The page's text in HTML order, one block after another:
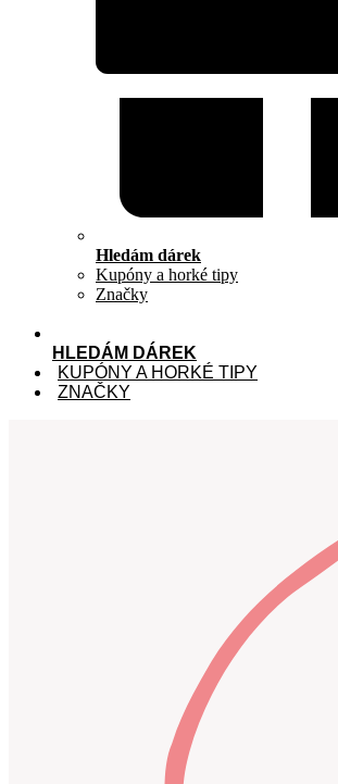
Hledám dárek
Kupóny a horké tipy
Značky
HLEDÁM DÁREK
KUPÓNY A HORKÉ TIPY
ZNAČKY